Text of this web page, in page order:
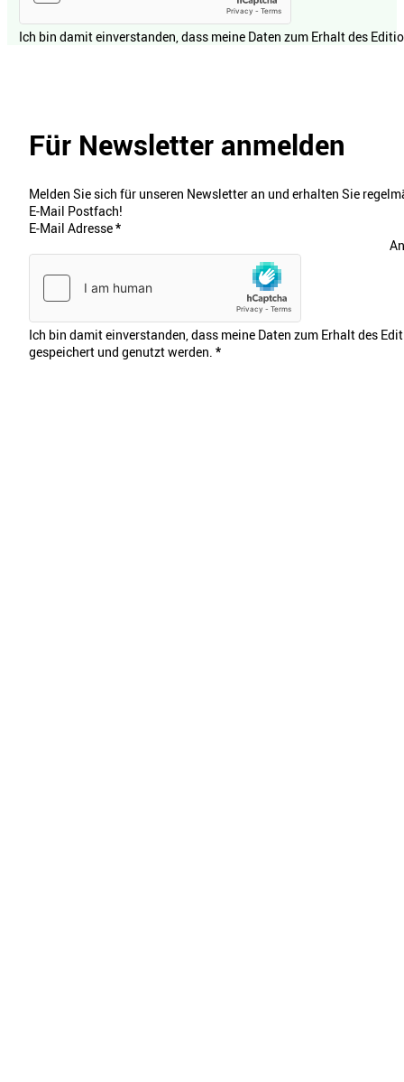
Ich bin damit einverstanden, dass meine Daten zum Erhalt des
Für Newsletter anmelden
Melden Sie sich für unseren Newsletter an und erhalten Sie
E-Mail Postfach!
E-Mail Adresse*
Ich bin damit einverstanden, dass meine Daten zum Erhalt des
gespeichert und genutzt werden. *